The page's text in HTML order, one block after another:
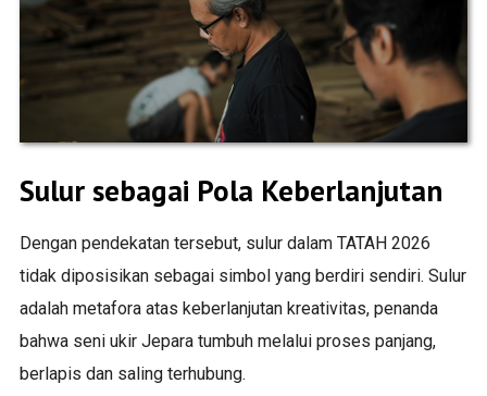
Sulur sebagai Pola Keberlanjutan
Dengan pendekatan tersebut, sulur dalam TATAH 2026
tidak diposisikan sebagai simbol yang berdiri sendiri. Sulur
adalah metafora atas keberlanjutan kreativitas, penanda
bahwa seni ukir Jepara tumbuh melalui proses panjang,
berlapis dan saling terhubung.